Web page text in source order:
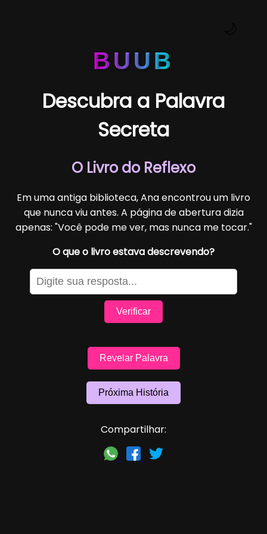
BUUB
Descubra a Palavra
Secreta
O Livro do Reflexo
Em uma antiga biblioteca, Ana encontrou um livro
que nunca viu antes. A página de abertura dizia
apenas: "Você pode me ver, mas nunca me tocar."
O que o livro estava descrevendo?
Verificar
Revelar Palavra
Próxima História
Compartilhar: